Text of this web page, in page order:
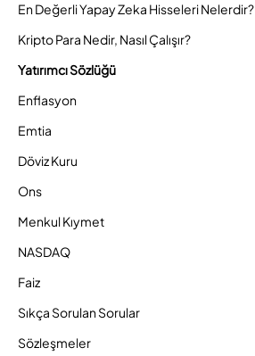
En Değerli Yapay Zeka Hisseleri Nelerdir?
Kripto Para Nedir, Nasıl Çalışır?
Yatırımcı Sözlüğü
Enflasyon
Emtia
Döviz Kuru
Ons
Menkul Kıymet
NASDAQ
Faiz
Sıkça Sorulan Sorular
Sözleşmeler